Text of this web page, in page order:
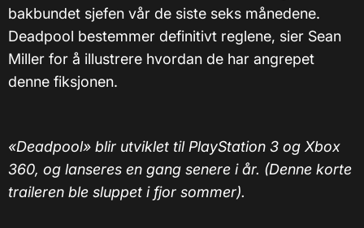
bakbundet sjefen vår de siste seks månedene.
Deadpool bestemmer definitivt reglene, sier Sean
Miller for å illustrere hvordan de har angrepet
denne fiksjonen.
«Deadpool» blir utviklet til PlayStation 3 og Xbox
360, og lanseres en gang senere i år. (Denne korte
traileren ble sluppet i fjor sommer).